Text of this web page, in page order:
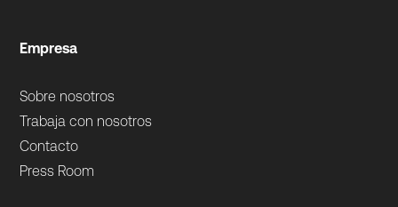
Empresa
Sobre nosotros
Trabaja con nosotros
Contacto
Press Room